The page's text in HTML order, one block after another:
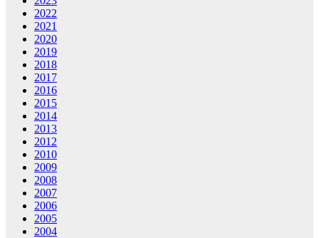
2022
2021
2020
2019
2018
2017
2016
2015
2014
2013
2012
2010
2009
2008
2007
2006
2005
2004